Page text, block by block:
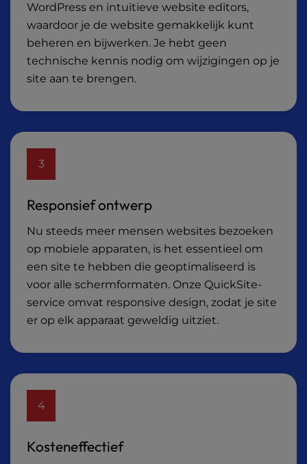
WordPress en intuïtieve website editors,
waardoor je de website gemakkelijk kunt
beheren en bijwerken. Je hebt geen
technische kennis nodig om wijzigingen op je
site aan te brengen.
3
Responsief ontwerp
Nu steeds meer mensen websites bezoeken
op mobiele apparaten, is het essentieel om
een site te hebben die geoptimaliseerd is
voor alle schermformaten. Onze QuickSite-
service omvat responsive design, zodat je site
er op elk apparaat geweldig uitziet.
4
Kosteneffectief